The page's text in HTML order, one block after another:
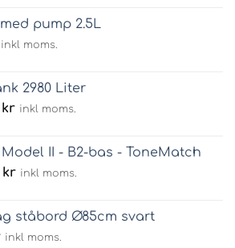
pump 2.5L
inkl moms.
2980 Liter
kr inkl moms.
Model II - B2-bas - ToneMatch
kr inkl moms.
ståbord Ø85cm svart
inkl moms.